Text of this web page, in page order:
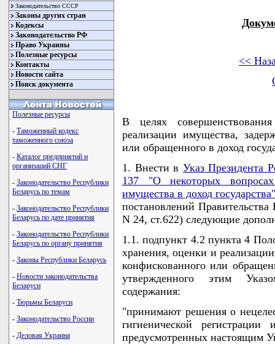
Законодательство СССР
Законы других стран
Кодексы
Законодательство РФ
Право Украины
Полезные ресурсы
Контакты
Новости сайта
Поиск документа
Полезные ресурсы
- Таможенный кодекс
таможенного союза
- Каталог предприятий и
организаций СНГ
- Законодательство Республики
Беларусь по темам
- Законодательство Республики
Беларусь по дате принятия
- Законодательство Республики
Беларусь по органу принятия
- Законы Республики Беларусь
- Новости законодательства
Беларуси
- Тюрьмы Беларуси
- Законодательство России
- Деловая Украина
<<
В целях
реализации имущества,
или обращенного в доход
1. Внести в Указ Президента
137 "О некоторых
имущества в доход
постановлений
N 24, ст.622) следующие
1.1. подпункт 4.2 пункта 4
хранения, оценки и
конфискованного или
утвержденного этим
содержания:
"принимают решения о
гигиенической
предусмотренных настоящим